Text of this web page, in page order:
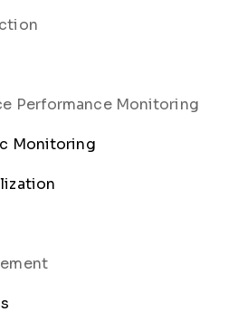
Performance Monitoring
Monitoring